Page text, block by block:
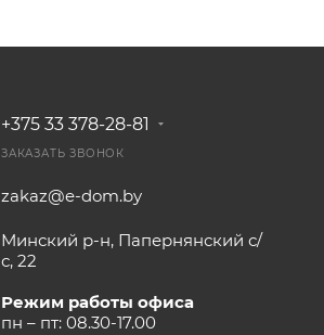
+375 33 378-28-81
ЗАКАЗАТЬ ЗВОНОК
zakaz@e-dom.by
Минский р-н, Папернянский с/
с, 22
Режим работы офиса
пн – пт: 08.30-17.00